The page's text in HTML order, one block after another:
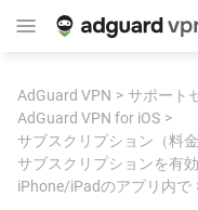
AdGuard VPN サポート
AdGuard VPN for iOS
サブスクリプション（料
サブスクリプションを有
iPhone/iPadのアプリ内で